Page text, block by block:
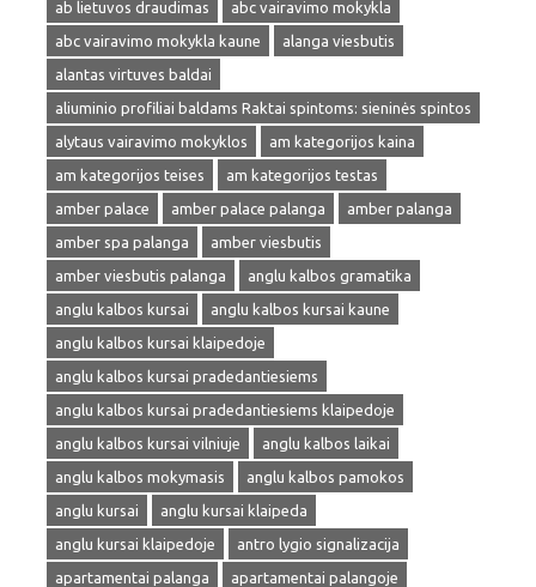
ab lietuvos draudimas
abc vairavimo mokykla
abc vairavimo mokykla kaune
alanga viesbutis
alantas virtuves baldai
aliuminio profiliai baldams Raktai spintoms: sieninės spintos
alytaus vairavimo mokyklos
am kategorijos kaina
am kategorijos teises
am kategorijos testas
amber palace
amber palace palanga
amber palanga
amber spa palanga
amber viesbutis
amber viesbutis palanga
anglu kalbos gramatika
anglu kalbos kursai
anglu kalbos kursai kaune
anglu kalbos kursai klaipedoje
anglu kalbos kursai pradedantiesiems
anglu kalbos kursai pradedantiesiems klaipedoje
anglu kalbos kursai vilniuje
anglu kalbos laikai
anglu kalbos mokymasis
anglu kalbos pamokos
anglu kursai
anglu kursai klaipeda
anglu kursai klaipedoje
antro lygio signalizacija
apartamentai palanga
apartamentai palangoje